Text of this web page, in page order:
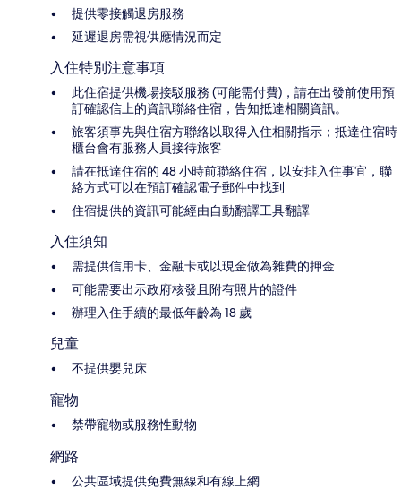
提供零接觸退房服務
延遲退房需視供應情況而定
入住特別注意事項
此住宿提供機場接駁服務 (可能需付費)，請在出發前使用預
訂確認信上的資訊聯絡住宿，告知抵達相關資訊。
旅客須事先與住宿方聯絡以取得入住相關指示；抵達住宿時
櫃台會有服務人員接待旅客
請在抵達住宿的 48 小時前聯絡住宿，以安排入住事宜，聯
絡方式可以在預訂確認電子郵件中找到
住宿提供的資訊可能經由自動翻譯工具翻譯
入住須知
需提供信用卡、金融卡或以現金做為雜費的押金
可能需要出示政府核發且附有照片的證件
辦理入住手續的最低年齡為 18 歲
兒童
不提供嬰兒床
寵物
禁帶寵物或服務性動物
網路
公共區域提供免費無線和有線上網